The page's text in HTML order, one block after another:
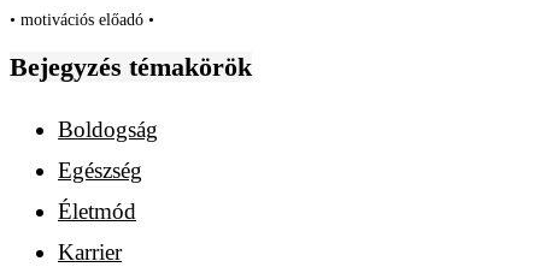
• motivációs előadó •
Bejegyzés témakörök
Boldogság
Egészség
Életmód
Karrier